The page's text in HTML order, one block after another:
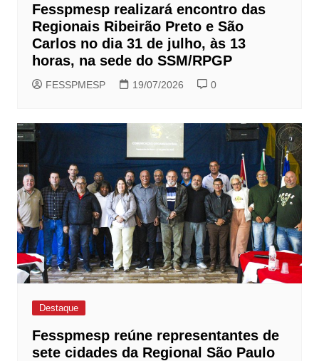
Fesspmesp realizará encontro das
Regionais Ribeirão Preto e São
Carlos no dia 31 de julho, às 13
horas, na sede do SSM/RPGP
FESSPMESP 19/07/2026 0
Destaque
Fesspmesp reúne representantes de
sete cidades da Regional São Paulo